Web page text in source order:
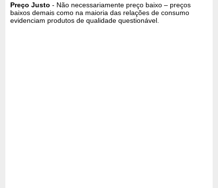
Preço Justo- Não necessariamente preço baixo – preços
baixos demais como na maioria das relações de consumo
evidenciam produtos de qualidade questionável.